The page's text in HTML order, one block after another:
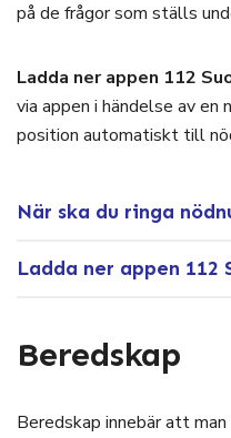
på de frågor som ställs
Ladda ner appen 112
via appen i händelse av
position automatiskt till
När ska du ringa
Ladda ner appen 112
Beredskap
Beredskap innebär att